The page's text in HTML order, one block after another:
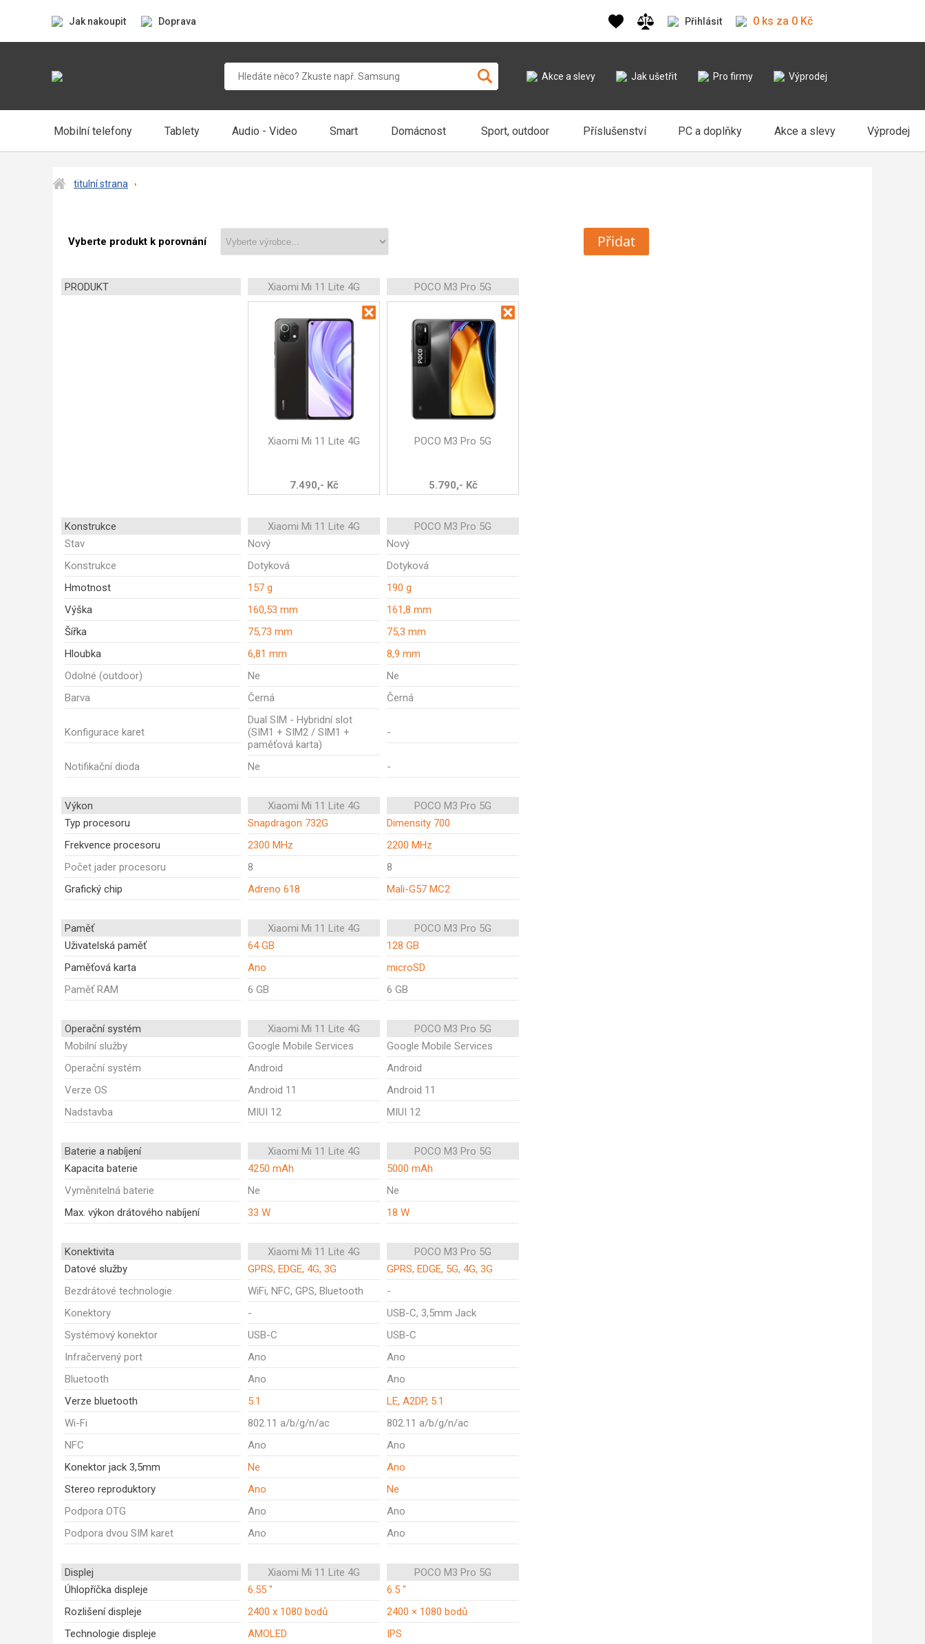
Jak nakoupit Doprava Přihlásit 0 ks za 0 Kč
Akce a slevy Jak ušetřit Pro firmy Výprodej
Mobilní telefony Tablety Audio - Video Smart Domácnost Sport, outdoor Příslušenství PC a doplňky Akce a slevy Výprodej
titulní strana
Vyberte produkt k porovnání Přidat
PRODUKT Xiaomi Mi 11 Lite 4G POCO M3 Pro 5G
Xiaomi Mi 11 Lite 4G
7.490,- Kč
POCO M3 Pro 5G
5.790,- Kč
Konstrukce Xiaomi Mi 11 Lite 4G
POCO M3 Pro 5G
Stav
Nový
Nový
Konstrukce
Dotyková
Dotyková
Hmotnost
157 g
190 g
Výška
160,53 mm
161,8 mm
Šířka
75,73 mm
75,3 mm
Hloubka
6,81 mm
8,9 mm
Odolné (outdoor)
Ne
Ne
Barva
Černá Černá
Konfigurace karet
Dual SIM - Hybridní slot
(SIM1 + SIM2 / SIM1 +
paměťová karta)
-
Notifikační dioda Ne -
Výkon Xiaomi Mi 11 Lite 4G
POCO M3 Pro 5G
Typ procesoru
Snapdragon 732G
Dimensity 700
Frekvence procesoru
2300 MHz
2200 MHz
Počet jader procesoru
8
8
Grafický chip
Adreno 618 Mali-G57 MC2
Paměť Xiaomi Mi 11 Lite 4G
POCO M3 Pro 5G
Uživatelská paměť
64 GB
128 GB
Paměťová karta
Ano
microSD
Paměť RAM
6 GB 6 GB
Operační systém Xiaomi Mi 11 Lite 4G
POCO M3 Pro 5G
Mobilní služby
Google Mobile Services
Google Mobile Services
Operační systém
Android
Android
Verze OS
Android 11
Android 11
Nadstavba
MIUI 12 MIUI 12
Baterie a nabíjení Xiaomi Mi 11 Lite 4G
POCO M3 Pro 5G
Kapacita baterie
4250 mAh
5000 mAh
Vyměnitelná baterie
Ne
Ne
Max. výkon drátového nabíjení
33 W 18 W
Konektivita Xiaomi Mi 11 Lite 4G
POCO M3 Pro 5G
Datové služby
GPRS, EDGE, 4G, 3G
GPRS, EDGE, 5G, 4G, 3G
Bezdrátové technologie
WiFi, NFC, GPS, Bluetooth
-
Konektory
-
USB-C, 3,5mm Jack
Systémový konektor
USB-C
USB-C
Infračervený port
Ano
Ano
Bluetooth
Ano
Ano
Verze bluetooth
5.1
LE, A2DP, 5.1
Wi-Fi
802.11 a/b/g/n/ac
802.11 a/b/g/n/ac
NFC
Ano
Ano
Konektor jack 3,5mm
Ne
Ano
Stereo reproduktory
Ano
Ne
Podpora OTG
Ano
Ano
Podpora dvou SIM karet
Ano Ano
Displej Xiaomi Mi 11 Lite 4G
POCO M3 Pro 5G
Úhlopříčka displeje
6.55 "
6.5 "
Rozlišení displeje
2400 x 1080 bodů
2400 × 1080 bodů
Technologie displeje
AMOLED
IPS